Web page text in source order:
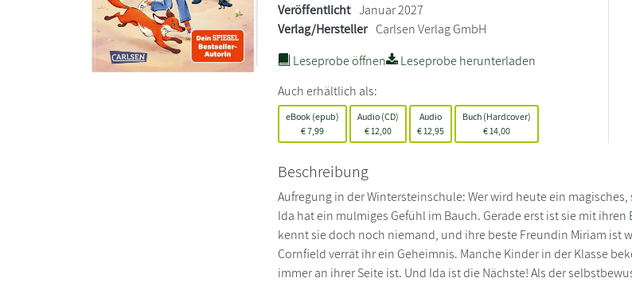
Veröffentlicht Januar 2027
Verlag/Hersteller Carlsen Verlag GmbH
Leseprobe öffnen
Leseprobe herunterladen
Auch erhältlich als:
eBook (epub)
€7,99
Audio (CD)
€ 12,00
Audio
€ 12,95
Buch (Hardcover)
€ 14,00
Beschreibung
Aufregung in der Wintersteinschule: Wer wird heute ein
Ida hat ein mulmiges Gefühl im Bauch. Gerade erst ist sie mit
kennt sie doch noch niemand, und ihre beste Freundin Miriam ist
Cornfield verrät ihr ein Geheimnis. Manche Kinder in der Klasse
immer an ihrer Seite ist. Und Ida ist die Nächste! Als der